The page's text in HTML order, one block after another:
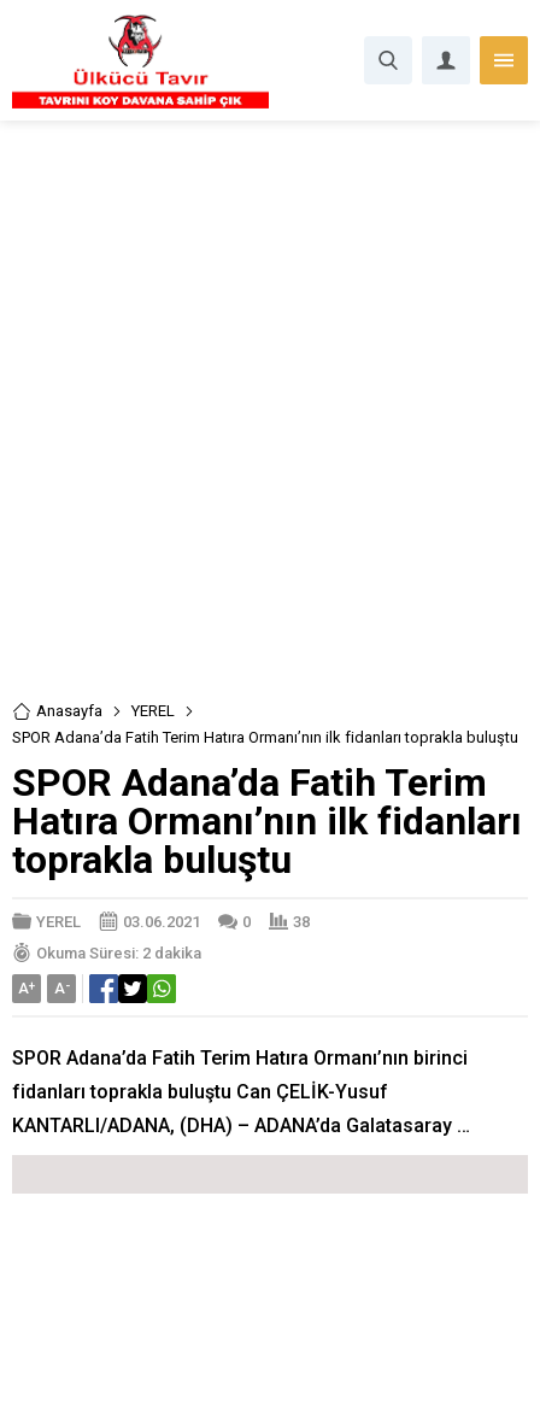
Anasayfa
YEREL
SPOR Adana’da Fatih Terim Hatıra Ormanı’nın ilk fidanları toprakla buluştu
SPOR Adana’da Fatih Terim
Hatıra Ormanı’nın ilk fidanları
toprakla buluştu
YEREL 03.06.2021 0
38
Okuma Süresi: 2 dakika
A+ A-
SPOR Adana’da Fatih Terim Hatıra Ormanı’nın birinci
fidanları toprakla buluştu Can ÇELİK-Yusuf
KANTARLI/ADANA, (DHA) – ADANA’da Galatasaray …